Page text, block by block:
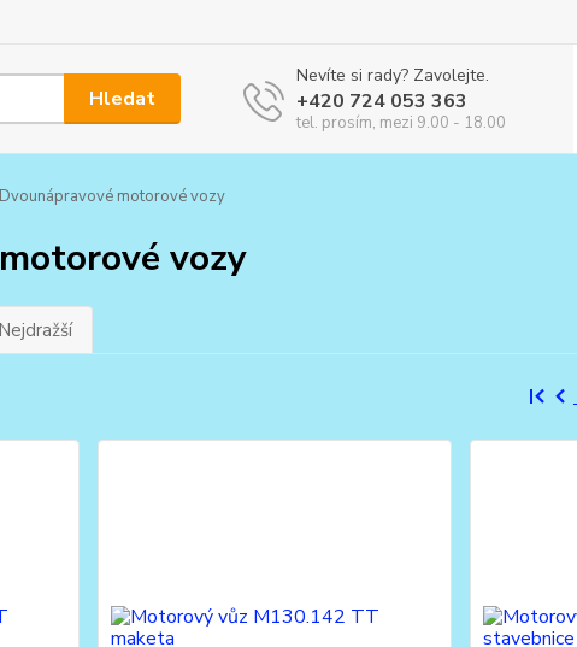
Hledat
Nevíte si rady? Zavolejte.
+420 724 053 363
tel. prosím, mezi 9.00 - 18.00
Dvounápravové motorové vozy
vozy
Nejdražší